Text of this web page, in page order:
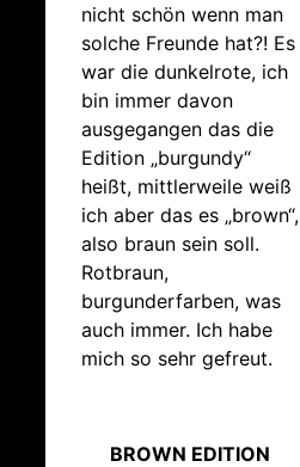
nicht schön wenn man
solche Freunde hat?! Es
war die dunkelrote, ich
bin immer davon
ausgegangen das die
Edition „burgundy“
heißt, mittlerweile weiß
ich aber das es „brown“,
also braun sein soll.
Rotbraun,
burgunderfarben, was
auch immer. Ich habe
mich so sehr gefreut.
BROWN EDITION